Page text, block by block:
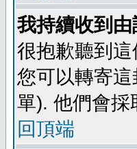
我持續收到
很抱歉聽到
您可以轉寄
單). 他們會採
回頂端